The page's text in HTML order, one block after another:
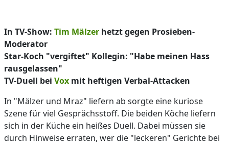
In TV-Show: Tim Mälzer hetzt gegen Prosieben-
Moderator
Star-Koch "vergiftet" Kollegin: "Habe meinen Hass
rausgelassen"
TV-Duell bei Vox mit heftigen Verbal-Attacken
In "Mälzer und Mraz" liefern ab sorgte eine kuriose
Szene für viel Gesprächsstoff. Die beiden Köche liefern
sich in der Küche ein heißes Duell. Dabei müssen sie
durch Hinweise erraten, wer die "leckeren" Gerichte bei